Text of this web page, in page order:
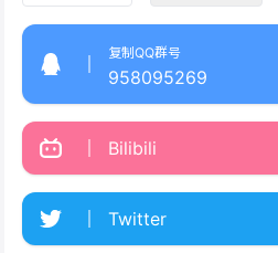
复制QQ群号
958095269
Bilibili
Twitter